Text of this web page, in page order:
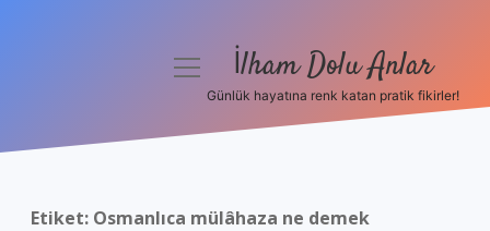
menüyü İlham Dolu Anlar
Günlük hayatına renk katan pratik fikirler!
Etiket: Osmanlıca mülâhaza ne demek